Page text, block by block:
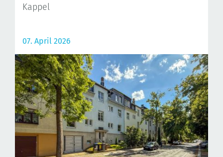
Kappel
07. April 2026